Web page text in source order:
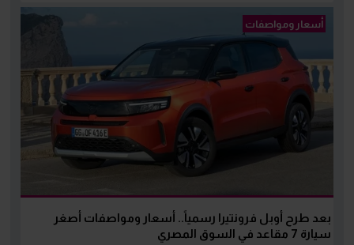
أسعار ومواصفات
بعد طرح أوبل فرونتيرا رسمياً.. أسعار ومواصفات أصغر
سيارة 7 مقاعد في السوق المصري